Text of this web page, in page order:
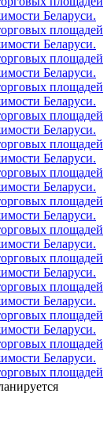
Беларуси.
площадей
Беларуси.
площадей
Беларуси.
площадей
Беларуси.
площадей
Беларуси.
площадей
Беларуси.
площадей
Беларуси.
площадей
Беларуси.
площадей
Беларуси.
площадей
Беларуси.
площадей
Беларуси.
площадей
Беларуси.
площадей
Беларуси.
площадей